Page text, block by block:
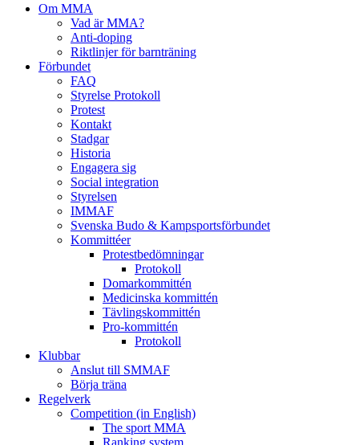
Om MMA
Vad är MMA?
Anti-doping
Riktlinjer för barnträning
Förbundet
FAQ
Styrelse Protokoll
Protest
Kontakt
Stadgar
Historia
Engagera sig
Social integration
Styrelsen
IMMAF
Svenska Budo & Kampsportsförbundet
Kommittéer
Protestbedömningar
Protokoll
Domarkommittén
Medicinska kommittén
Tävlingskommittén
Pro-kommittén
Protokoll
Klubbar
Anslut till SMMAF
Börja träna
Regelverk
Competition (in English)
The sport MMA
Ranking system